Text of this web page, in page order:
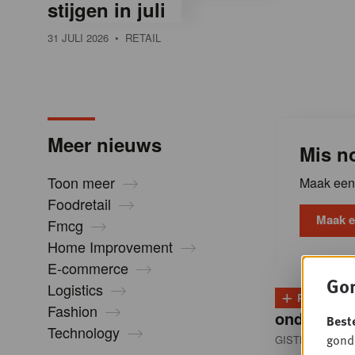
stijgen in juli
31 JULI 2026 • RETAIL
Meer nieuws
Toon meer
Foodretail
Fmcg
Home Improvement
E-commerce
Logistics
Fashion
Technology
Mis
Maak
Maak
+ PLUS
onder
GISTEREN